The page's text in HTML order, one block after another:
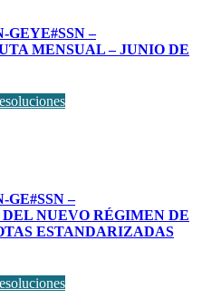
GEYE#SSN –
MENSUAL – JUNIO DE
GE#SSN –
NUEVO RÉGIMEN DE
ESTANDARIZADAS